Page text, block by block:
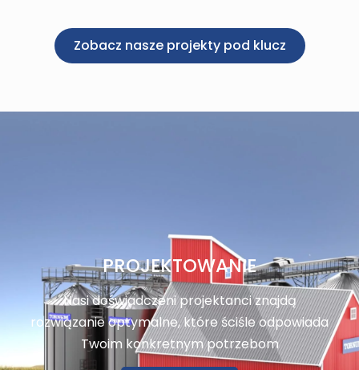
Zobacz nasze projekty pod klucz
PROJEKTOWANIE
Nasi doświadczeni projektanci znajdą
rozwiązanie optymalne, które ściśle odpowiada
Twoim konkretnym potrzebom